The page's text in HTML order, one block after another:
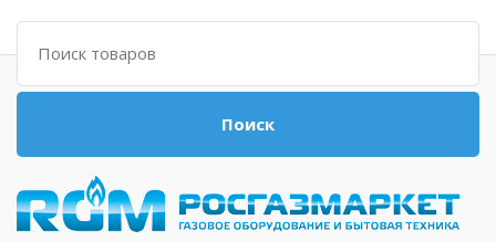
Поиск
Поиск